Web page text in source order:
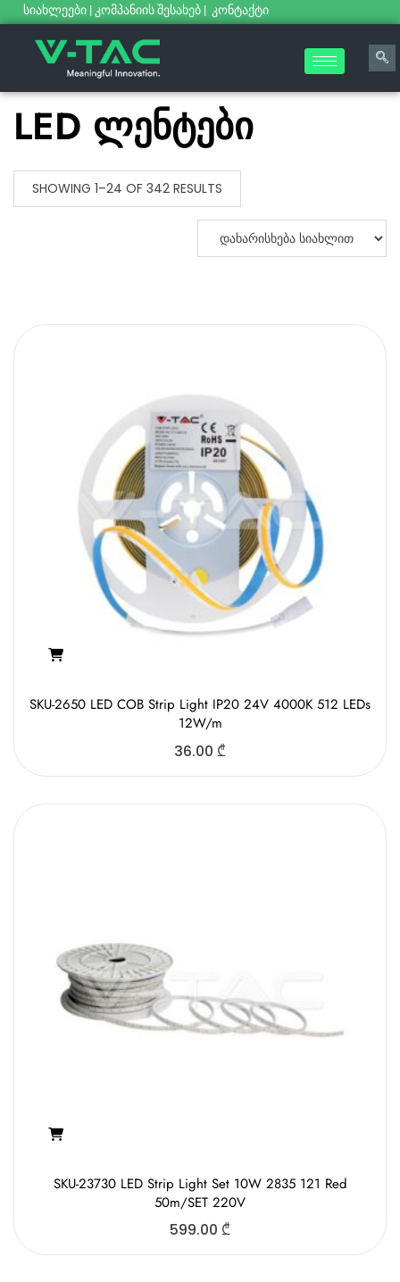
სიახლეები | კომპანიის შესახებ | კონტაქტი
LED ლენტები
SHOWING 1–24 OF 342 RESULTS
SKU-2650 LED COB Strip Light IP20 24V 4000K 512 LEDs
12W/m
36.00 ₾
SKU-23730 LED Strip Light Set 10W 2835 121 Red
50m/SET 220V
599.00 ₾